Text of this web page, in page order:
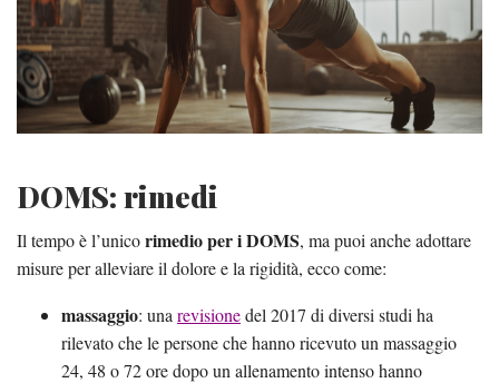
DOMS: rimedi
Il tempo è l’unicorimedio per i DOMS, ma puoi anche adottare
misure per alleviare il dolore e la rigidità, ecco come:
massaggio: una revisionedel 2017 di diversi studi ha
rilevato che le persone che hanno ricevuto un massaggio
24, 48 o 72 ore dopo un allenamento intenso hanno